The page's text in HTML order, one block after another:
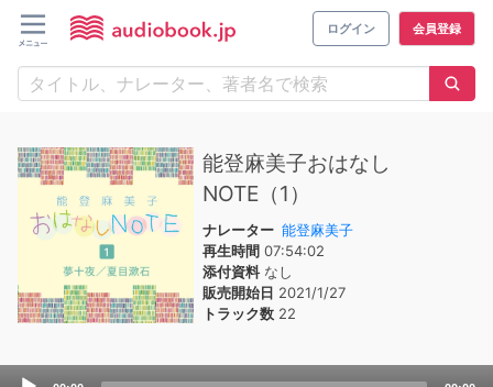
ログイン 会員登録
能登麻美子おはなし
NOTE（1）
ナレーター 能登麻美子
再生時間 07:54:02
添付資料なし
販売開始日 2021/1/27
トラック数 22
Audio